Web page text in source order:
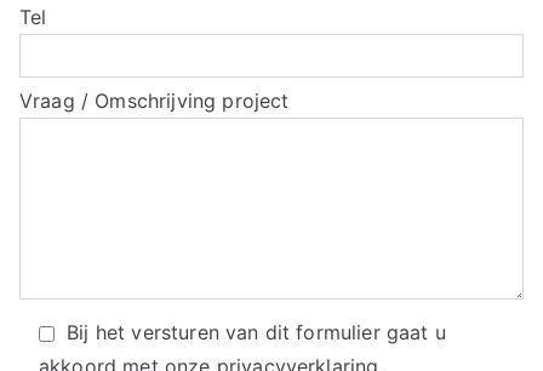
Tel
Vraag / Omschrijving project
Bij het versturen van dit formulier gaat u
akkoord met onze privacyverklaring.